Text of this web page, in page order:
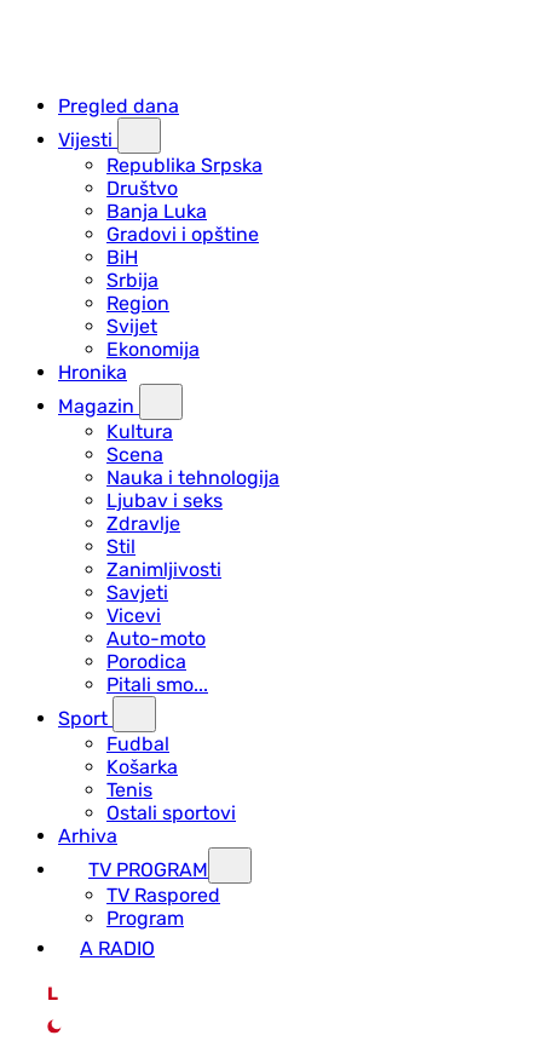
Pregled dana
Vijesti
Republika Srpska
Društvo
Banja Luka
Gradovi i opštine
BiH
Srbija
Region
Svijet
Ekonomija
Hronika
Magazin
Kultura
Scena
Nauka i tehnologija
Ljubav i seks
Zdravlje
Stil
Zanimljivosti
Savjeti
Vicevi
Auto-moto
Porodica
Pitali smo...
Sport
Fudbal
Košarka
Tenis
Ostali sportovi
Arhiva
TV PROGRAM
ТV Raspored
Program
A RADIO
L